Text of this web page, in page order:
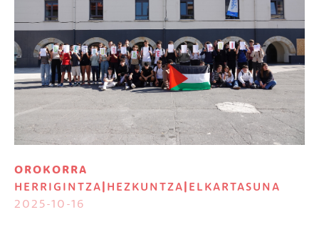
OROKORRA
HERRIGINTZA
HEZKUNTZA
ELKARTASUNA
2025-10-16